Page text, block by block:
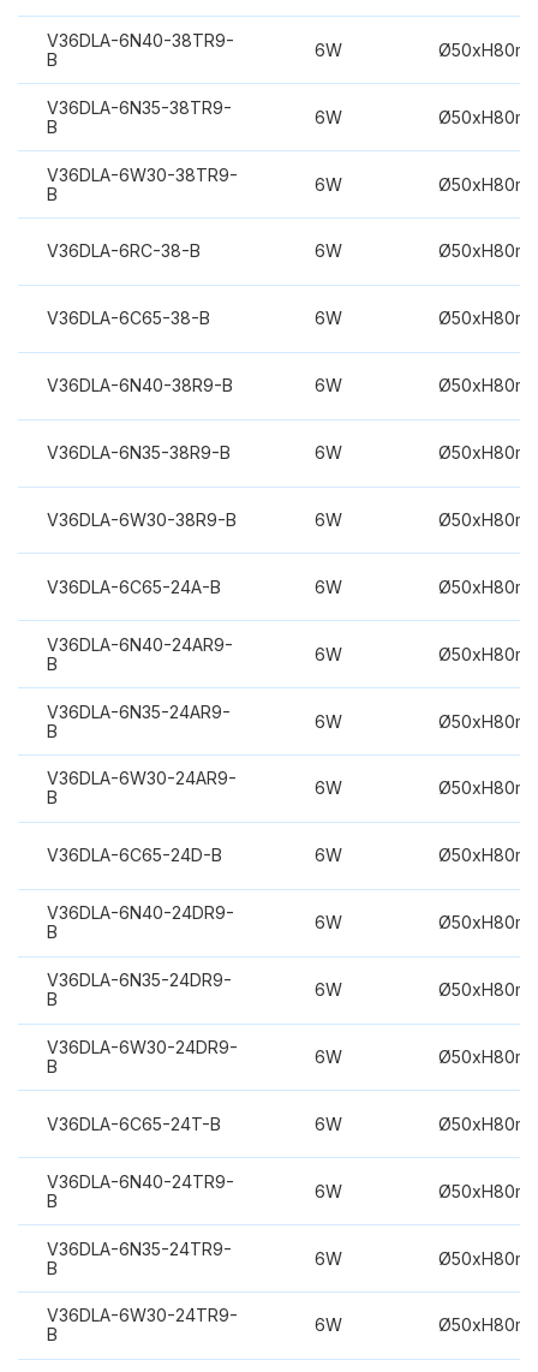
V36DLA-6N40-38TR9-
B
6W
V36DLA-6N35-38TR9-
B
6W
V36DLA-6W30-38TR9-
B
6W
V36DLA-6RC-38-B 6W
V36DLA-6C65-38-B 6W
V36DLA-6N40-38R9-B 6W
V36DLA-6N35-38R9-B 6W
V36DLA-6W30-38R9-B 6W
V36DLA-6C65-24A-B 6W
V36DLA-6N40-24AR9-
B
6W
V36DLA-6N35-24AR9-
B
6W
V36DLA-6W30-24AR9-
B
6W
V36DLA-6C65-24D-B 6W
V36DLA-6N40-24DR9-
B
6W
V36DLA-6N35-24DR9-
B
6W
V36DLA-6W30-24DR9-
B
6W
V36DLA-6C65-24T-B 6W
V36DLA-6N40-24TR9-
B
6W
V36DLA-6N35-24TR9-
B
6W
V36DLA-6W30-24TR9-
B
6W